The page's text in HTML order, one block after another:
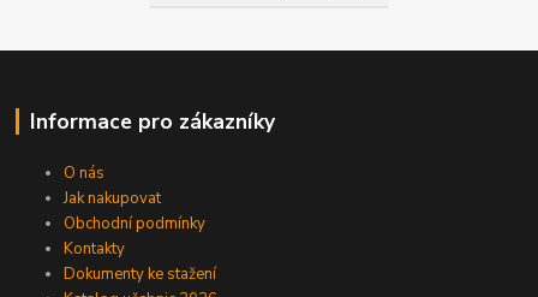
Informace pro zákazníky
O nás
Jak nakupovat
Obchodní podmínky
Kontakty
Dokumenty ke stažení